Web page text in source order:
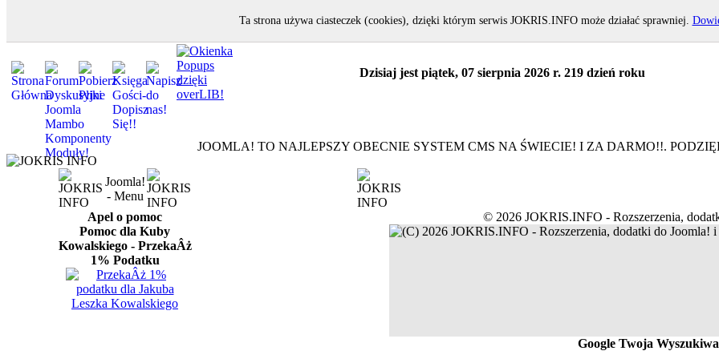
Dzisiaj jest piątek, 07 sierpnia 2026 r. 219 dzień roku
JOOMLA! TO NAJLEPSZY OBECNIE SYSTEM CMS NA ŚWIECIE! I ZA DARMO!!.
Joomla!
- Menu
Apel o pomoc
Pomoc dla Kuby
Kowalskiego - PrzekaÂż
1% Podatku
© 2026 JOKRIS.INFO - Rozszerzenia,
Google Twoja
Ta strona używa ciasteczek (cookies), dzięki którym serwis JOKRIS.INFO może działać sprawniej.